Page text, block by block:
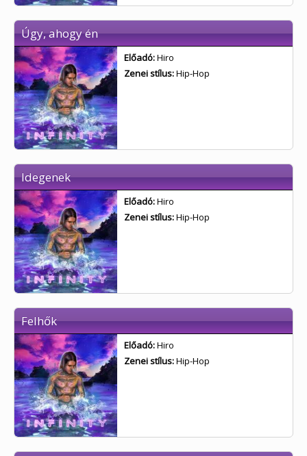
Úgy, ahogy én
Előadó:Hiro
Zenei stílus:Hip-Hop
Idegenek
Előadó:Hiro
Zenei stílus:Hip-Hop
Felhők
Előadó:Hiro
Zenei stílus:Hip-Hop